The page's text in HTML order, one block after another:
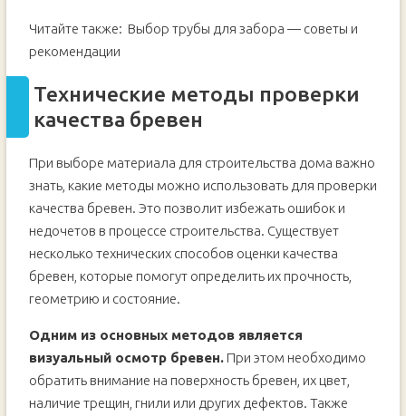
Читайте также: Выбор трубы для забора — советы и
рекомендации
Технические методы проверки
качества бревен
При выборе материала для строительства дома важно
знать, какие методы можно использовать для проверки
качества бревен. Это позволит избежать ошибок и
недочетов в процессе строительства. Существует
несколько технических способов оценки качества
бревен, которые помогут определить их прочность,
геометрию и состояние.
Одним из основных методов является
визуальный осмотр бревен.При этом необходимо
обратить внимание на поверхность бревен, их цвет,
наличие трещин, гнили или других дефектов. Также